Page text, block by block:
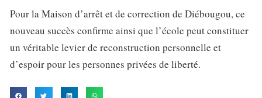
Pour la Maison d’arrêt et de correction de Diébougou, ce
nouveau succès confirme ainsi que l’école peut constituer
un véritable levier de reconstruction personnelle et
d’espoir pour les personnes privées de liberté.